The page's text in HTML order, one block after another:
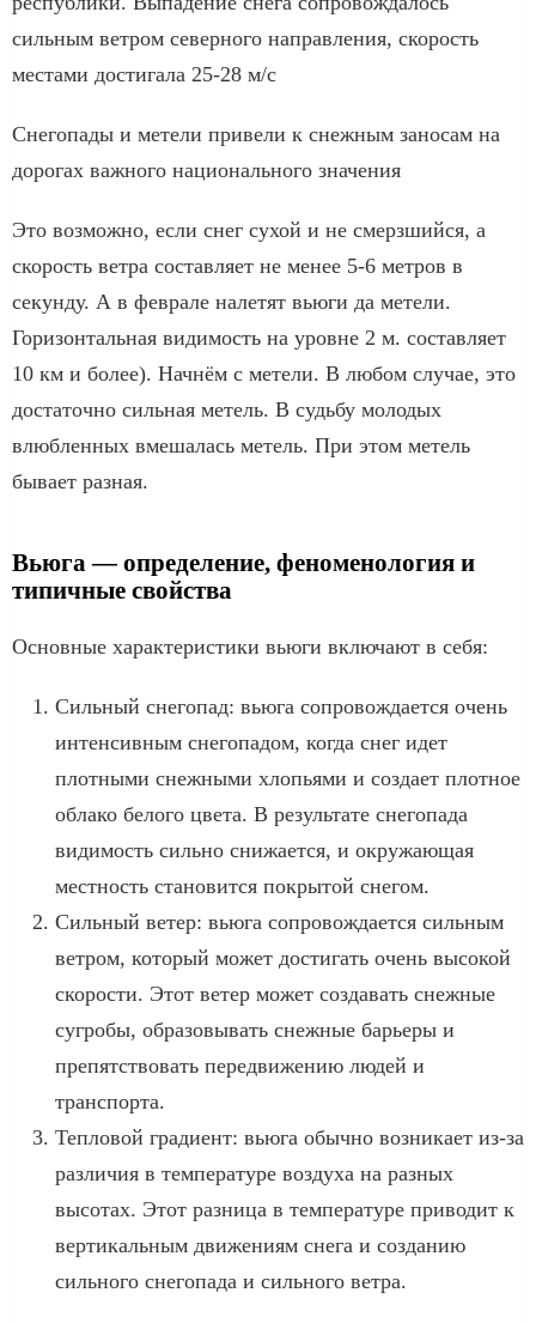
сильным ветром северного направления, скорость
местами достигала 25-28 м/с
Снегопады и метели привели к снежным заносам на
дорогах важного национального значения
Это возможно, если снег сухой и не смерзшийся, а
скорость ветра составляет не менее 5-6 метров в
секунду. А в феврале налетят вьюги да метели.
Горизонтальная видимость на уровне 2 м. составляет
10 км и более). Начнём с метели. В любом случае, это
достаточно сильная метель. В судьбу молодых
влюбленных вмешалась метель. При этом метель
бывает разная.
Вьюга — определение, феноменология и
типичные свойства
Основные характеристики вьюги включают в себя:
Сильный снегопад: вьюга сопровождается очень
интенсивным снегопадом, когда снег идет
плотными снежными хлопьями и создает плотное
облако белого цвета. В результате снегопада
видимость сильно снижается, и окружающая
местность становится покрытой снегом.
Сильный ветер: вьюга сопровождается сильным
ветром, который может достигать очень высокой
скорости. Этот ветер может создавать снежные
сугробы, образовывать снежные барьеры и
препятствовать передвижению людей и
транспорта.
Тепловой градиент: вьюга обычно возникает из-за
различия в температуре воздуха на разных
высотах. Этот разница в температуре приводит к
вертикальным движениям снега и созданию
сильного снегопада и сильного ветра.